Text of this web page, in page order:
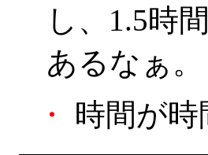
し、1.5時
あるなぁ。
・
時間が